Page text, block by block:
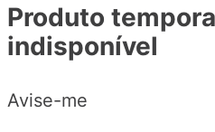
Produto
indisponível
Avise-me